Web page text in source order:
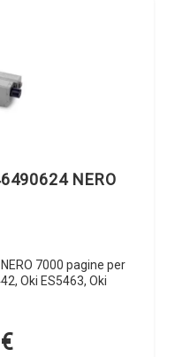
NERO
7000 pagine per
Oki ES5463, Oki
€